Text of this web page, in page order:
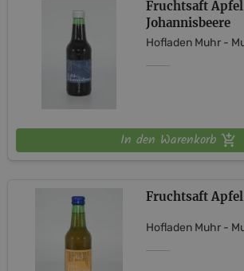
Fruchtsaft
Johannisbeere
Hofladen Muhr -
In den Warenkorb
Fruchtsaft
Hofladen Muhr -